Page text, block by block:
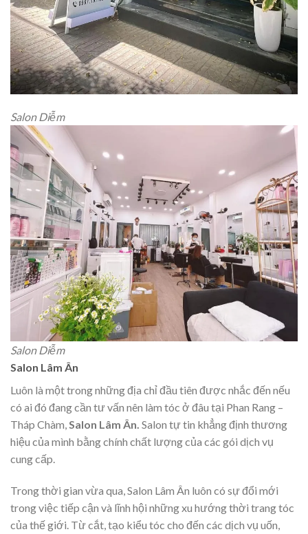
Salon Diễm
Salon Diễm
Salon Lâm Ân
Luôn là một trong những địa chỉ đầu tiên được nhắc đến nếu
có ai đó đang cần tư vấn nên làm tóc ở đâu tại Phan Rang –
Tháp Chàm,Salon Lâm Ân. Salon tự tin khẳng định thương
hiệu của mình bằng chính chất lượng của các gói dịch vụ
cung cấp.
Trong thời gian vừa qua, Salon Lâm Ân luôn có sự đổi mới
trong việc tiếp cận và lĩnh hội những xu hướng thời trang tóc
của thế giới. Từ cắt, tạo kiểu tóc cho đến các dịch vụ uốn,